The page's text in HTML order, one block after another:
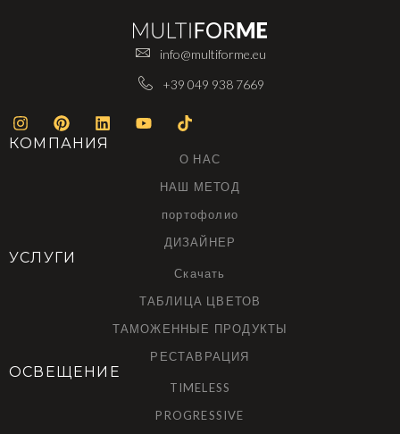
info@multiforme.eu
+39 049 938 7669
КОМПАНИЯ
О НАС
НАШ МЕТОД
портофолио
ДИЗАЙНЕР
УСЛУГИ
Скачать
ТАБЛИЦА ЦВЕТОВ
ТАМОЖЕННЫЕ ПРОДУКТЫ
РЕСТАВРАЦИЯ
ОСВЕЩЕНИЕ
TIMELESS
PROGRESSIVE